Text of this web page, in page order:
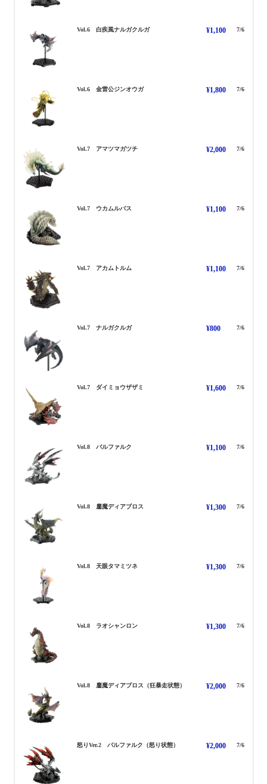
Vol.6 白疾風ナルガクルガしろはやてなるがくるが¥1,100 7/6
Vol.6 金雷公ジンオウガきんらいこうじんおうが¥1,800 7/6
Vol.7 アマツマガツチあまつまがつち ¥2,000 7/6
Vol.7 ウカムルバス ¥1,100 7/6
Vol.7 アカムトルムあかむとるむ ¥1,100 7/6
Vol.7 ナルガクルガなるがくるが ¥800 7/6
Vol.7 ダイミョウザザミ ¥1,600 7/6
Vol.8 バルファルクばるふぁるく ¥1,100 7/6
Vol.8 鏖魔ディアブロス ¥1,300 7/6
Vol.8 天眼タマミツネてんげんたまみつね ¥1,300 7/6
Vol.8 ラオシャンロンらおしゃんろん ¥1,300 7/6
Vol.8 鏖魔ディアブロス（狂暴走状態） おうまでぃあぼろす きょう
¥2,000 7/6
怒りVer.2 バルファルク（怒り状態） ばるふぁるく いかり
¥2,000 7/6